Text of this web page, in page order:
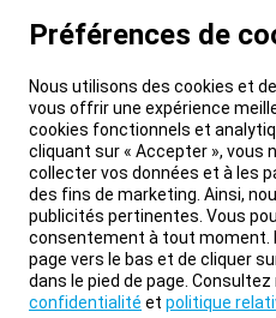
Préférences de
Nous utilisons des cookies et
vous offrir une expérience
cookies fonctionnels et
cliquant sur « Accepter », vous
collecter vos données et à les
des fins de marketing. Ainsi,
publicités pertinentes. Vous
consentement à tout moment.
page vers le bas et de cliquer
dans le pied de page. Consultez
confidentialité et politique